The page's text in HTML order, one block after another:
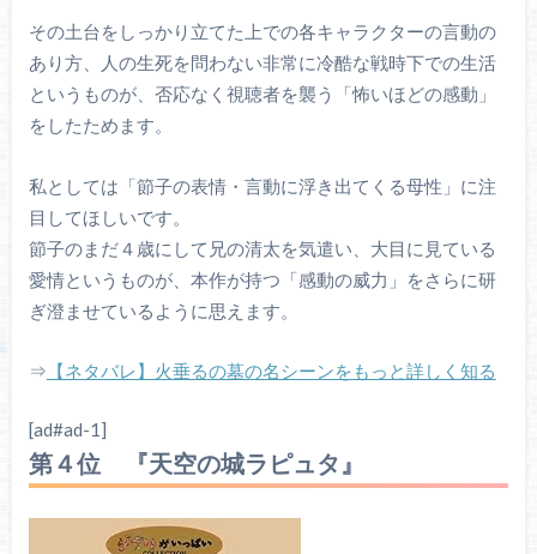
その土台をしっかり立てた上での各キャラクターの言動の
あり方、人の生死を問わない非常に冷酷な戦時下での生活
というものが、否応なく視聴者を襲う「怖いほどの感動」
をしたためます。
私としては「節子の表情・言動に浮き出てくる母性」に注
目してほしいです。
節子のまだ４歳にして兄の清太を気遣い、大目に見ている
愛情というものが、本作が持つ「感動の威力」をさらに研
ぎ澄ませているように思えます。
⇒ 【ネタバレ】火垂るの墓の名シーンをもっと詳しく知る
[ad#ad-1]
第４位 『天空の城ラピュタ』